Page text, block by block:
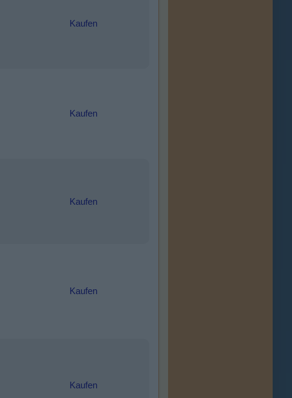
Kaufen
Kaufen
Kaufen
Kaufen
Kaufen